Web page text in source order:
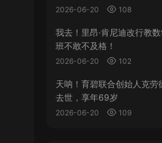
2026-06-20 108
我去！里昂·肯尼迪改行教
班不敢不及格！
2026-06-20 102
天呐！育碧联合创始人克劳
去世，享年69岁
2026-06-20 109